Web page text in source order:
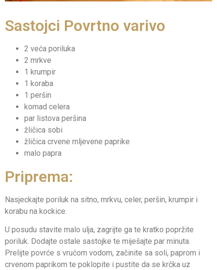
Sastojci Povrtno varivo
2 veća poriluka
2 mrkve
1 krumpir
1 koraba
1 peršin
komad celera
par listova peršina
žličica sobi
žličica crvene mljevene paprike
malo papra
Priprema:
Nasjeckajte poriluk na sitno, mrkvu, celer, peršin, krumpir i
korabu na kockice.
U posudu stavite malo ulja, zagrijte ga te kratko popržite
poriluk. Dodajte ostale sastojke te miješajte par minuta.
Prelijte povrće s vrućom vodom, začinite sa soli, paprom i
crvenom paprikom te poklopite i pustite da se krčka uz